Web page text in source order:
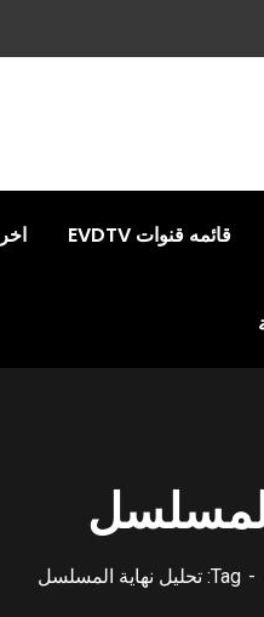
قائمه قنوات EVDTV
Tag: تحليل نهاية المسلسل